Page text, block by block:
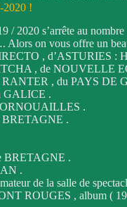
2020 !
/ 2020 s’arrête au
on vous offre un
, d’ASTURIES :
, de NOUVELLE
, du PAYS DE
GALICE .
.
.
BRETAGNE .
.
de la salle de
ROUGES , album (